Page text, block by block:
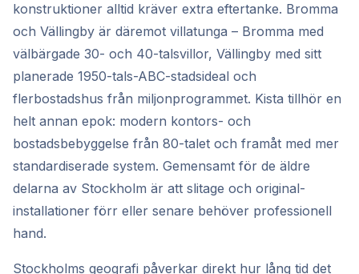
konstruktioner alltid kräver extra eftertanke. Bromma
och Vällingby är däremot villatunga – Bromma med
välbärgade 30- och 40-talsvillor, Vällingby med sitt
planerade 1950-tals-ABC-stadsideal och
flerbostadshus från miljonprogrammet. Kista tillhör en
helt annan epok: modern kontors- och
bostadsbebyggelse från 80-talet och framåt med mer
standardiserade system. Gemensamt för de äldre
delarna av Stockholm är att slitage och original-
installationer förr eller senare behöver professionell
hand.
Stockholms geografi påverkar direkt hur lång tid det